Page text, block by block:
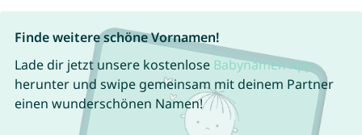
Finde weitere schöne Vornamen!
Lade dir jetzt unsere kostenlose Babynamen App
herunter und swipe gemeinsam mit deinem Partner
einen wunderschönen Namen!